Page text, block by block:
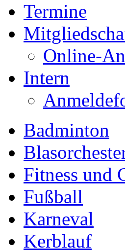
Termine
Online-
Intern
Badminton
Fitness und
Fußball
Karneval
Kerblauf